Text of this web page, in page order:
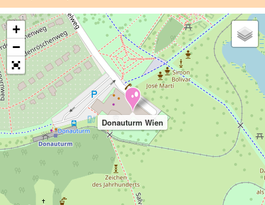
Donauturm Wien
+
−